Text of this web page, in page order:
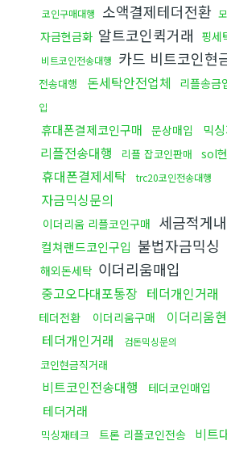
코인구매대행 소액결제테더전환
자금현금화 알트코인퀵거래 핑세
비트코인전송대행 카드 비트코인현
전송대행
돈세탁안전업체 리플송금
입
휴대폰결제코인구매 문상매입 믹
리플전송대행 리플 잡코인판매 sol
휴대폰결제세탁
trc20코인전송대행
자금믹싱문의
이더리움 리플코인구매 세금적게
컬쳐랜드코인구입 불법자금믹싱
해외돈세탁 이더리움매입
중고오다대포통장 테더개인거래
테더전환
이더리움구매 이더리움
테더개인거래 검돈믹싱문의
코인현금직거래
비트코인전송대행 테더코인매입
테더거래
믹싱재테크 트론 리플코인전송 비트